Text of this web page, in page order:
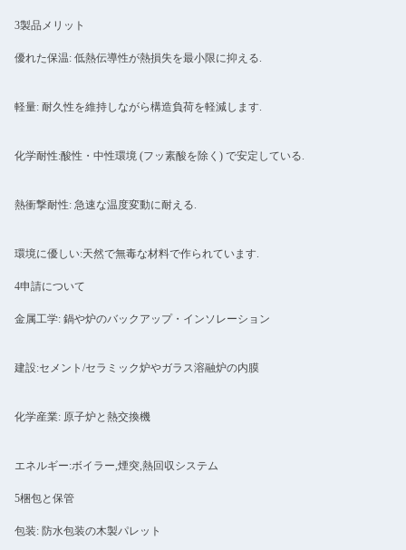
3製品メリット
優れた保温: 低熱伝導性が熱損失を最小限に抑える.
軽量: 耐久性を維持しながら構造負荷を軽減します.
化学耐性:酸性・中性環境 (フッ素酸を除く) で安定している.
熱衝撃耐性: 急速な温度変動に耐える.
環境に優しい:天然で無毒な材料で作られています.
4申請について
金属工学: 鍋や炉のバックアップ・インソレーション
建設:セメント/セラミック炉やガラス溶融炉の内膜
化学産業: 原子炉と熱交換機
エネルギー:ボイラー,煙突,熱回収システム
5梱包と保管
包装: 防水包装の木製パレット